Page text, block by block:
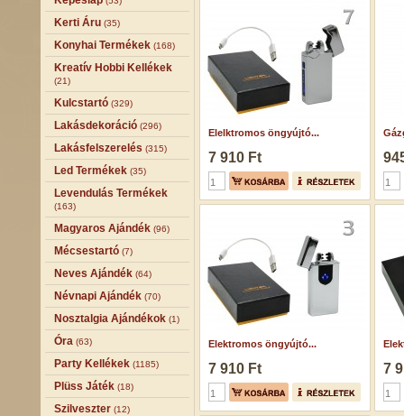
Kerti Áru (35)
Konyhai Termékek (168)
Kreatív Hobbi Kellékek
(21)
Kulcstartó (329)
Lakásdekoráció (296)
Lakásfelszerelés (315)
Led Termékek (35)
Levendulás Termékek
(163)
Magyaros Ajándék (96)
Mécsestartó (7)
Neves Ajándék (64)
Névnapi Ajándék (70)
Nosztalgia Ajándékok (1)
Óra (63)
Party Kellékek (1185)
Plüss Játék (18)
Szilveszter (12)
Elelktromos öngyújtó...
7 910 Ft
Elektromos öngyújtó...
7 910 Ft 7